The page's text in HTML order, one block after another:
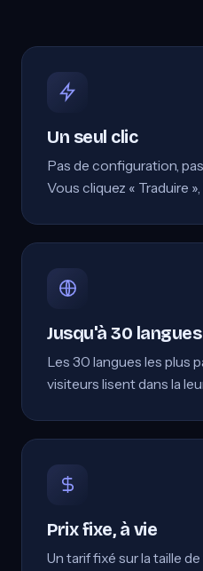
Un seul clic
Pas de configuration,
Vous cliquez « Traduire
Jusqu'à 30 langues
Les 30 langues les plus
visiteurs lisent dans la
Prix fixe, à vie
Un tarif fixé sur la taille